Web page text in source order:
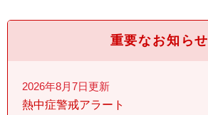
重要なお知らせ
2026年8月7日更新
熱中症警戒アラート